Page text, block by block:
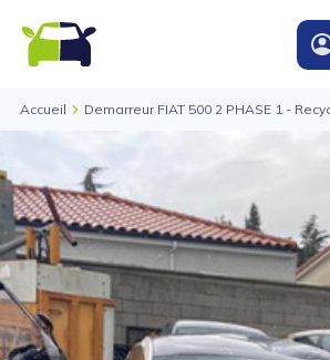
Accueil Demarreur FIAT 500 2 PHASE 1 -